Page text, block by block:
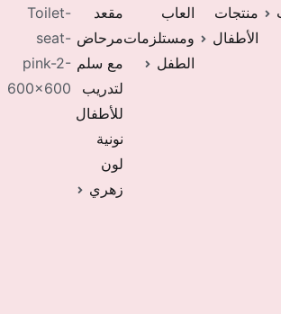
منتجات
الأطفال
العاب
ومستلزمات
الطفل
مقعد
مرحاض
مع سلم
لتدريب
للأطفال
نونية
لون
زهري
Toilet-
seat-
pink-2-
600×600